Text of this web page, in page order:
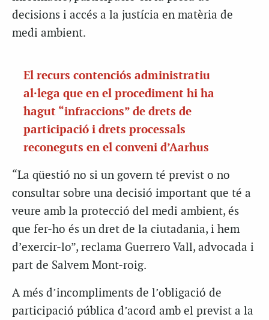
decisions i accés a la justícia en matèria de
medi ambient.
El recurs contenciós administratiu
al·lega que en el procediment hi ha
hagut “infraccions” de drets de
participació i drets processals
reconeguts en el conveni d’Aarhus
“La qüestió no si un govern té previst o no
consultar sobre una decisió important que té a
veure amb la protecció del medi ambient, és
que fer-ho és un dret de la ciutadania, i hem
d’exercir-lo”, reclama Guerrero Vall, advocada i
part de Salvem Mont-roig.
A més d’incompliments de l’obligació de
participació pública d’acord amb el previst a la